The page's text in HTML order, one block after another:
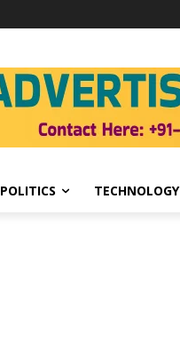
POLITICS TECHNOLOGY